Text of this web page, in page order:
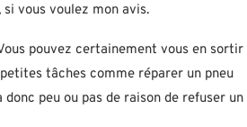
vous voulez mon avis.
pouvez certainement vous en sortir
tâches comme réparer un pneu
peu ou pas de raison de refuser un